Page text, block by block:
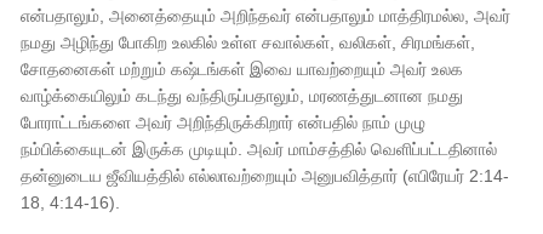
என்பதாலும், அனைத்தையும் அறிந்தவர் என்பதாலும் மாத்திரமல்ல, அவர்
நமது அழிந்து போகிற உலகில் உள்ள சவால்கள், வலிகள், சிரமங்கள்,
சோதனைகள் மற்றும் கஷ்டங்கள் இவை யாவற்றையும் அவர் உலக
வாழ்க்கையிலும் கடந்து வந்திருப்பதாலும், மரணத்துடனான நமது
போராட்டங்களை அவர் அறிந்திருக்கிறார் என்பதில் நாம் முழு
நம்பிக்கையுடன் இருக்க முடியும். அவர் மாம்சத்தில் வெளிப்பட்டதினால்
தன்னுடைய ஜீவியத்தில் எல்லாவற்றையும் அனுபவித்தார் (எபிரேயர் 2:14-
18, 4:14-16).